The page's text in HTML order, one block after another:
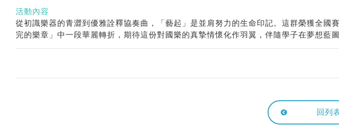
活動內容
從初識樂器的青澀到優雅詮釋協奏曲，「藝起」是並肩努力的生命印記。這群榮獲全
完的樂章」中一段華麗轉折，期待這份對國樂的真摯情懷化作羽翼，伴隨學子在夢想藍
回列